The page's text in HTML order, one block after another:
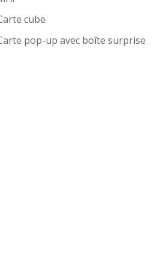
cube
pop-up avec boîte surprise